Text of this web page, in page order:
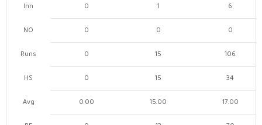
Inn
NO
Runs
HS
Avg
0 1 6
0 0 0
0 15 106
0 15 34
0.00 15.00 17.00